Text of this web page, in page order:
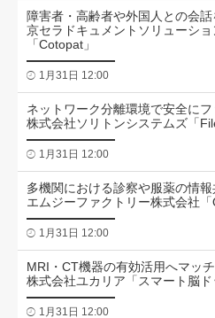
障害者・高齢者や外国人との会
京セラドキュメントソリューシ
「Cotopat」
1月31日 12:00
ネットワーク分離環境で安全に
株式会社ソリトンシステムズ「
1月31日 12:00
多機関における診察や服薬の情
エムジーファクトリー株式会社「
1月31日 12:00
MRI・CT機器の有効活用へマッ
株式会社ユカリア「スマート脳ド
1月31日 12:00